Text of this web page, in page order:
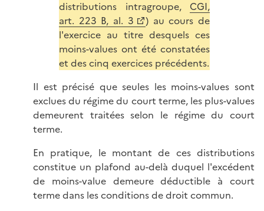
distributions intragroupe, CGI,
art. 223 B, al. 3
) au cours de
l'exercice au titre desquels ces
moins-values ont été constatées
et des cinq exercices précédents.
Il est précisé que seules les moins-values sont
exclues du régime du court terme, les plus-values
demeurent traitées selon le régime du court
terme.
En pratique, le montant de ces distributions
constitue un plafond au-delà duquel l'excédent
de moins-value demeure déductible à court
terme dans les conditions de droit commun.